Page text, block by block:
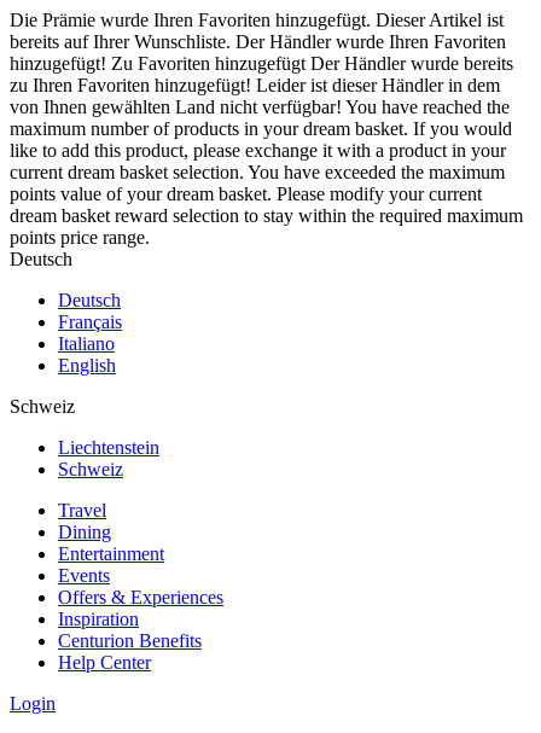
Die Prämie wurde Ihren Favoriten hinzugefügt. Dieser Artikel ist
bereits auf Ihrer Wunschliste. Der Händler wurde Ihren Favoriten
hinzugefügt! Zu Favoriten hinzugefügt Der Händler wurde bereits
zu Ihren Favoriten hinzugefügt! Leider ist dieser Händler in dem
von Ihnen gewählten Land nicht verfügbar! You have reached the
maximum number of products in your dream basket. If you would
like to add this product, please exchange it with a product in your
current dream basket selection. You have exceeded the maximum
points value of your dream basket. Please modify your current
dream basket reward selection to stay within the required maximum
points price range.
Deutsch
Deutsch
Français
Italiano
English
Schweiz
Liechtenstein
Schweiz
Travel
Dining
Entertainment
Events
Offers & Experiences
Inspiration
Centurion Benefits
Help Center
Login